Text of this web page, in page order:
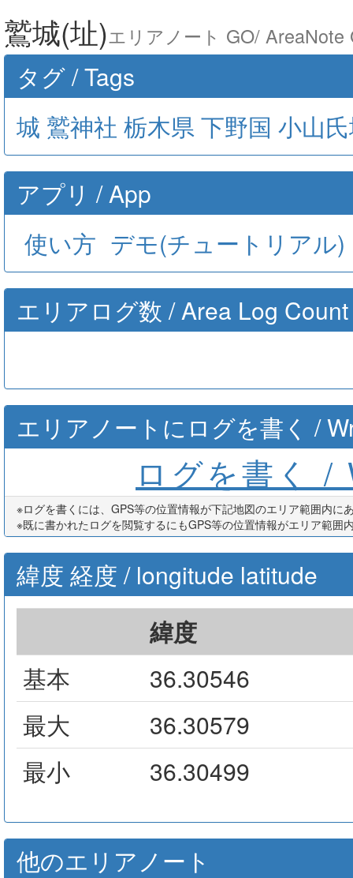
鷲城(址)エリアノート GO/ AreaNote
タグ / Tags
城 鷲神社 栃木県下野国 小山
アプリ / App
使い方 デモ(チュートリアル)
エリアログ数 / Area Log Count
エリアノートにログを書く /
ログを書く
※ログを書くには、GPS等の位置情報が下記地図のエリア範囲内に
※既に書かれたログを閲覧するにもGPS等の位置情報がエリア範囲
緯度 経度 / longitude latitude
緯度
基本
36.30546
最大
36.30579
最小
36.30499
他のエリアノート